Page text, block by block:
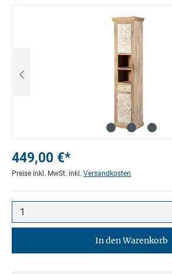
449,00 €*
Preise inkl. MwSt. inkl. Versandkosten
In den Warenkorb